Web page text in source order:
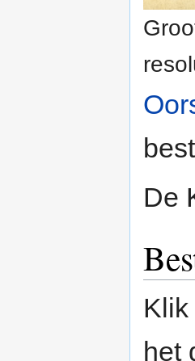
De
het